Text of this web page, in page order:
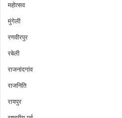
महोत्सव
मुंगेली
रणवीरपुर
रबेली
राजनांदगांव
राजनिति
रायपुर